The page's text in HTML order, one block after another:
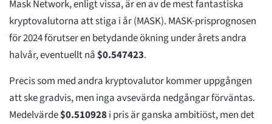
Mask Network, enligt vissa, är en av de mest fantastiska
kryptovalutorna att stiga i år (MASK). MASK-prisprognosen
för 2024 förutser en betydande ökning under årets andra
halvår, eventuellt nå$0.547423.
Precis som med andra kryptovalutor kommer uppgången
att ske gradvis, men inga avsevärda nedgångar förväntas.
Medelvärde$0.510928i pris är ganska ambitiöst, men det